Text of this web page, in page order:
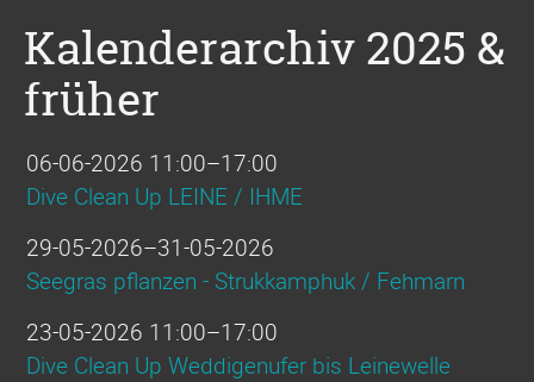
Kalenderarchiv 2025 &
früher
06-06-2026 11:00–17:00
Dive Clean Up LEINE / IHME
29-05-2026–31-05-2026
Seegras pflanzen - Strukkamphuk / Fehmarn
23-05-2026 11:00–17:00
Dive Clean Up Weddigenufer bis Leinewelle